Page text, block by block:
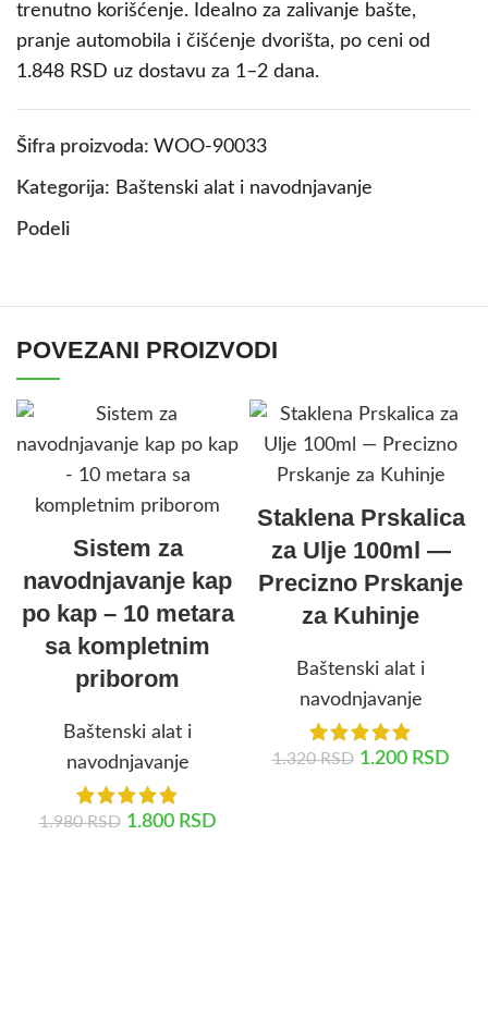
trenutno korišćenje. Idealno za zalivanje bašte,
pranje automobila i čišćenje dvorišta, po ceni od
1.848 RSD uz dostavu za 1–2 dana.
Šifra proizvoda: WOO-90033
Kategorija: Baštenski alat i navodnjavanje
Podeli
POVEZANI PROIZVODI
Sistem za
navodnjavanje kap
po kap – 10 metara
sa kompletnim
priborom
Baštenski alat i
navodnjavanje
1.980RSD 1.800 RSD
Staklena Prskalica
za Ulje 100ml —
Precizno Prskanje
za Kuhinje
Baštenski alat i
navodnjavanje
1.320RSD 1.200 RSD